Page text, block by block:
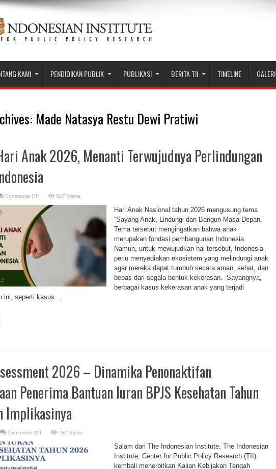
KAMI PENDIDIKAN PUBLIK PUBLIKASI BERITA TII TIMELINE GALERI
Made Natasya Restu Dewi Pratiwi
Anak 2026, Menanti Terwujudnya Perlindungan
Comments Offon
Hari
Anak
2026,
Menanti
Terwujudnya
Perlindungan
Indonesia
827 Views
Hari Anak Nasional tahun 2026 mengusung tema
“Sayang Anak, Lindungi dan Bangun Masa Depan.”
Tema tersebut mengingatkan bahwa anak
merupakan fondasi pembangunan Indonesia.
Namun, untuk mewujudkan hal tersebut, Indonesia
perlu menyediakan ekosistem yang melindungi anak
agar mereka dapat tumbuh secara aman, sehat, dan
bebas dari segala bentuk kekerasan. Sayangnya,
berbagai kasus kekerasan anak yang terjadi
ini, seperti kasus ...
2026 – Dinamika Penonaktifan
Penerima Bantuan Iuran BPJS Kesehatan Tahun
Implikasinya
Comments Offon
2026
–
Dinamika
787 Views
Salam dari The Indonesian Institute, The Indonesian
Institute, Center for Public Policy Research (TII)
kembali menerbitkan Kajian Kebijakan Tengah